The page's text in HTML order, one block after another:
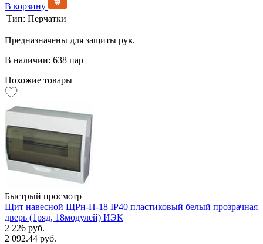
В корзину
Тип: Перчатки
Предназначены для защиты рук.
В наличии: 638 пар
Похожие товары
Быстрый просмотр
Щит навесной ЩРн-П-18 IP40 пластиковый белый прозрачная
дверь (1ряд, 18модулей) ИЭК
2 226 руб.
2 092.44 руб.